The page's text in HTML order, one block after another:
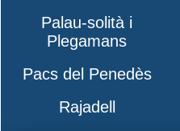
Palau-solità i
Plegamans
Pacs del Penedès
Rajadell